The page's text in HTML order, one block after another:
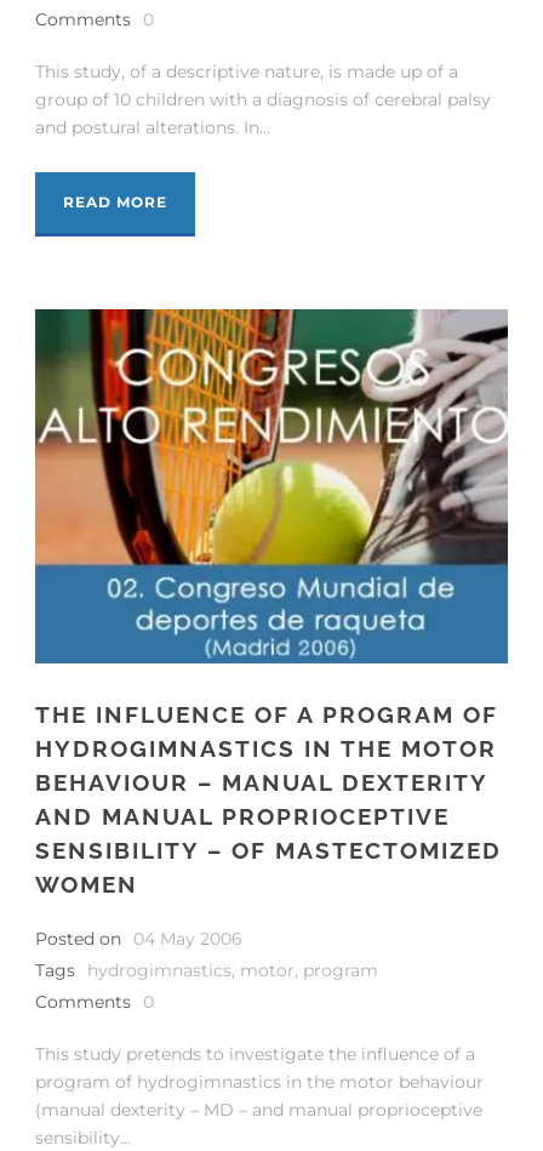
Comments
0
This study, of a descriptive nature, is made up of a
group of 10 children with a diagnosis of cerebral palsy
and postural alterations. In...
READ MORE
THE INFLUENCE OF A PROGRAM OF
HYDROGIMNASTICS IN THE MOTOR
BEHAVIOUR – MANUAL DEXTERITY
AND MANUAL PROPRIOCEPTIVE
SENSIBILITY – OF MASTECTOMIZED
WOMEN
Posted on
04 May 2006
Tags
hydrogimnastics, motor, program
Comments
0
This study pretends to investigate the influence of a
program of hydrogimnastics in the motor behaviour
(manual dexterity – MD – and manual proprioceptive
sensibility...